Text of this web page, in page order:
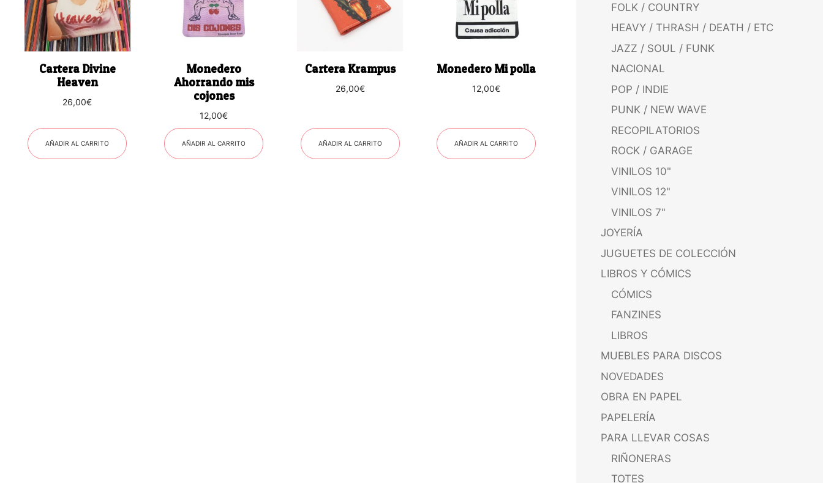
Cartera Divine
Heaven
26,00€
AÑADIR AL CARRITO
Monedero
Ahorrando mis
cojones
12,00€
AÑADIR AL CARRITO
Cartera Krampus
26,00€
AÑADIR AL CARRITO
Monedero Mi polla
12,00€
AÑADIR AL CARRITO
FOLK / COUNTRY
HEAVY / THRASH / DEATH / ETC
JAZZ / SOUL / FUNK
NACIONAL
POP / INDIE
PUNK / NEW WAVE
RECOPILATORIOS
ROCK / GARAGE
VINILOS 10"
VINILOS 12"
VINILOS 7"
JOYERÍA
JUGUETES DE COLECCIÓN
LIBROS Y CÓMICS
CÓMICS
FANZINES
LIBROS
MUEBLES PARA DISCOS
NOVEDADES
OBRA EN PAPEL
PAPELERÍA
PARA LLEVAR COSAS
RIÑONERAS
TOTES